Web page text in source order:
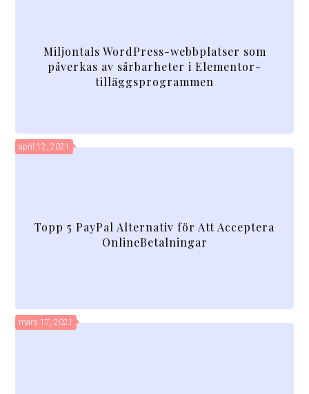
Miljontals WordPress-webbplatser som
påverkas av sårbarheter i Elementor-
tilläggsprogrammen
april 12, 2021
Topp 5 PayPal Alternativ för Att Acceptera
OnlineBetalningar
mars 17, 2021